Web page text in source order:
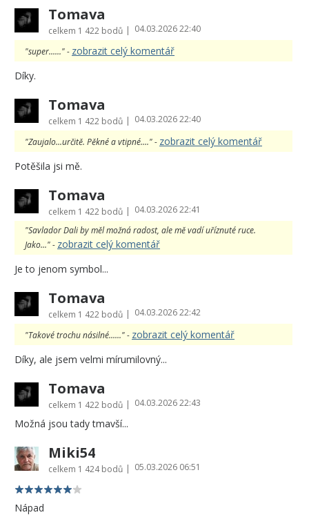
Tomava
celkem 1 422 bodů | 04.03.2026 22:40
"super......" - zobrazit celý komentář
Díky.
Tomava
celkem 1 422 bodů | 04.03.2026 22:40
"Zaujalo...určitě. Pěkné a vtipné...." - zobrazit celý komentář
Potěšila jsi mě.
Tomava
celkem 1 422 bodů | 04.03.2026 22:41
"Savlador Dali by měl možná radost, ale mě vadí uříznuté ruce.
Jako..." - zobrazit celý komentář
Je to jenom symbol...
Tomava
celkem 1 422 bodů | 04.03.2026 22:42
"Takové trochu násilné......" - zobrazit celý komentář
Díky, ale jsem velmi mírumilovný...
Tomava
celkem 1 422 bodů | 04.03.2026 22:43
Možná jsou tady tmavší...
Miki54
celkem 1 424 bodů | 05.03.2026 06:51
Nápad